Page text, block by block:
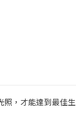
照，才能達到最佳生